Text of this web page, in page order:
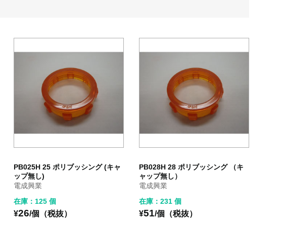
PB025H 25 ポリブッシング (キャ
ップ無し)
電成興業
在庫：125 個
¥26/個（税抜）
PB028H 28 ポリブッシング （キ
ャップ無し）
電成興業
在庫：231 個
¥51/個（税抜）